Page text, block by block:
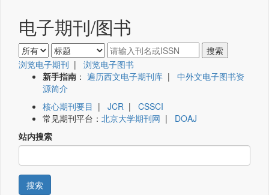
电子期刊/图书
浏览电子期刊 | 浏览电子图书
新手指南 ： 遍历西文电子期刊库 | 中外文电子图书资
源简介
核心期刊要目 | JCR | CSSCI
常见期刊平台： 北京大学期刊网 | DOAJ
站内搜索
搜索